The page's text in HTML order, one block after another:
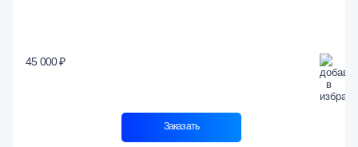
45 000 ₽
Заказать